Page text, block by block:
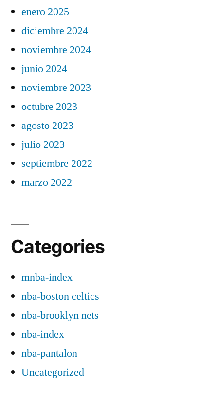
enero 2025
diciembre 2024
noviembre 2024
junio 2024
noviembre 2023
octubre 2023
agosto 2023
julio 2023
septiembre 2022
marzo 2022
Categories
mnba-index
nba-boston celtics
nba-brooklyn nets
nba-index
nba-pantalon
Uncategorized